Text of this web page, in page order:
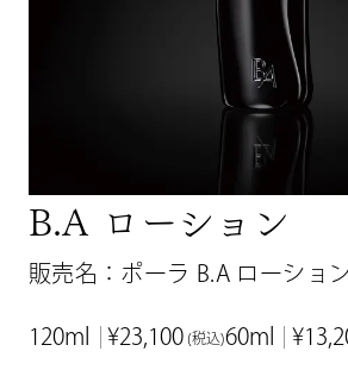
B.A ローション
販売名：ポーラ B.A ローショ
120ml ¥23,100 (税込)60ml